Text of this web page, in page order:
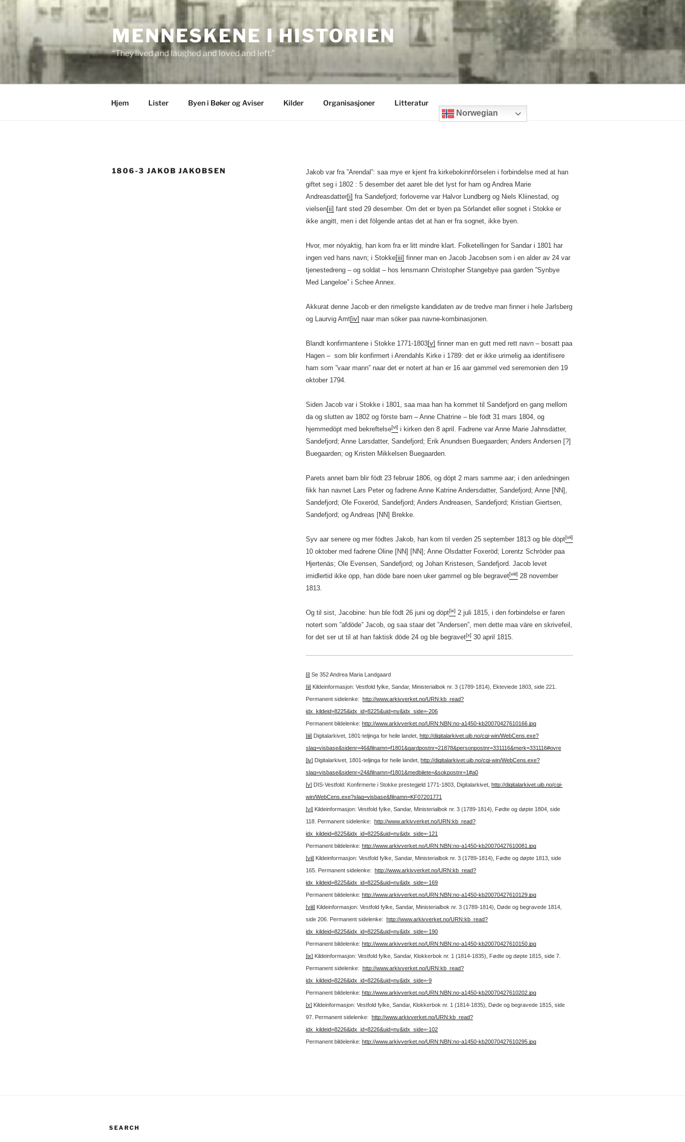
content
MENNESKENE I HISTORIEN
“They lived and laughed and loved and left.”
Hjem Lister Byen i Bøker og Aviser Kilder Organisasjoner
Litteratur
Norwegian
1806-3 JAKOB JAKOBSEN
Jakob var fra ”Arendal”: saa mye er kjent fra kirkebokinnförselen i forbindelse med at han
giftet seg i 1802 : 5 desember det aaret ble det lyst for ham og Andrea Marie
Andreasdatter[i] fra Sandefjord; forloverne var Halvor Lundberg og Niels Kliinestad, og
vielsen[ii] fant sted 29 desember. Om det er byen pa Sörlandet eller sognet i Stokke er
ikke angitt, men i det fölgende antas det at han er fra sognet, ikke byen.
Hvor, mer nöyaktig, han kom fra er litt mindre klart. Folketellingen for Sandar i 1801 har
ingen ved hans navn; i Stokke[iii] finner man en Jacob Jacobsen som i en alder av 24 var
tjenestedreng – og soldat – hos lensmann Christopher Stangebye paa garden ”Synbye
Med Langeloe” i Schee Annex.
Akkurat denne Jacob er den rimeligste kandidaten av de tredve man finner i hele Jarlsberg
og Laurvig Amt[iv] naar man söker paa navne-kombinasjonen.
Blandt konfirmantene i Stokke 1771-1803[v] finner man en gutt med rett navn – bosatt paa
Hagen – som blir konfirmert i Arendahls Kirke i 1789: det er ikke urimelig aa identifisere
ham som ”vaar mann” naar det er notert at han er 16 aar gammel ved seremonien den 19
oktober 1794.
Siden Jacob var i Stokke i 1801, saa maa han ha kommet til Sandefjord en gang mellom
da og slutten av 1802 og förste barn – Anne Chatrine – ble födt 31 mars 1804, og
hjemmedöpt med bekreftelse[vi] i kirken den 8 april. Fadrene var Anne Marie Jahnsdatter,
Sandefjord; Anne Larsdatter, Sandefjord; Erik Anundsen Buegaarden; Anders Andersen [?]
Buegaarden; og Kristen Mikkelsen Buegaarden.
Parets annet barn blir födt 23 februar 1806, og döpt 2 mars samme aar; i den anledningen
fikk han navnet Lars Peter og fadrene Anne Katrine Andersdatter, Sandefjord; Anne [NN],
Sandefjord; Ole Foxeröd, Sandefjord; Anders Andreasen, Sandefjord; Kristian Giertsen,
Sandefjord; og Andreas [NN] Brekke.
Syv aar senere og mer födtes Jakob, han kom til verden 25 september 1813 og ble döpt[vii]
10 oktober med fadrene Oline [NN] [NN]; Anne Olsdatter Foxeröd; Lorentz Schröder paa
Hjertenäs; Ole Evensen, Sandefjord; og Johan Kristesen, Sandefjord. Jacob levet
imidlertid ikke opp, han döde bare noen uker gammel og ble begravet[viii] 28 november
1813.
Og til sist, Jacobine: hun ble födt 26 juni og döpt[ix] 2 juli 1815, i den forbindelse er faren
notert som ”afdöde” Jacob, og saa staar det ”Andersen”, men dette maa väre en skrivefeil,
for det ser ut til at han faktisk döde 24 og ble begravet[x] 30 april 1815.
[i]Se 352 Andrea Maria Landgaard
[ii]Kildeinformasjon: Vestfold fylke, Sandar, Ministerialbok nr. 3 (1789-1814), Ekteviede 1803, side 221.
Permanent sidelenke: http://www.arkivverket.no/URN:kb_read?
idx_kildeid=8225&idx_id=8225&uid=ny&idx_side=-206
Permanent bildelenke: http://www.arkivverket.no/URN:NBN:no-a1450-kb20070427610166.jpg
[iii]Digitalarkivet, 1801-teljinga for heile landet, http://digitalarkivet.uib.no/cgi-win/WebCens.exe?
slag=visbase&sidenr=46&filnamn=f1801&gardpostnr=21878&personpostnr=331116&merk=331116#ovre
[iv]Digitalarkivet, 1801-teljinga for heile landet, http://digitalarkivet.uib.no/cgi-win/WebCens.exe?
slag=visbase&sidenr=24&filnamn=f1801&medbilete=&sokpostnr=1#a0
[v]DIS-Vestfold: Konfirmerte i Stokke prestegjeld 1771-1803, Digitalarkivet, http://digitalarkivet.uib.no/cgi-
win/WebCens.exe?slag=visbase&filnamn=KF07201771
[vi]Kildeinformasjon: Vestfold fylke, Sandar, Ministerialbok nr. 3 (1789-1814), Fødte og døpte 1804, side
118. Permanent sidelenke: http://www.arkivverket.no/URN:kb_read?
idx_kildeid=8225&idx_id=8225&uid=ny&idx_side=-121
Permanent bildelenke: http://www.arkivverket.no/URN:NBN:no-a1450-kb20070427610081.jpg
[vii]Kildeinformasjon: Vestfold fylke, Sandar, Ministerialbok nr. 3 (1789-1814), Fødte og døpte 1813, side
165. Permanent sidelenke: http://www.arkivverket.no/URN:kb_read?
idx_kildeid=8225&idx_id=8225&uid=ny&idx_side=-169
Permanent bildelenke: http://www.arkivverket.no/URN:NBN:no-a1450-kb20070427610129.jpg
[viii]Kildeinformasjon: Vestfold fylke, Sandar, Ministerialbok nr. 3 (1789-1814), Døde og begravede 1814,
side 206. Permanent sidelenke: http://www.arkivverket.no/URN:kb_read?
idx_kildeid=8225&idx_id=8225&uid=ny&idx_side=-190
Permanent bildelenke: http://www.arkivverket.no/URN:NBN:no-a1450-kb20070427610150.jpg
[ix]Kildeinformasjon: Vestfold fylke, Sandar, Klokkerbok nr. 1 (1814-1835), Fødte og døpte 1815, side 7.
Permanent sidelenke: http://www.arkivverket.no/URN:kb_read?
idx_kildeid=8226&idx_id=8226&uid=ny&idx_side=-9
Permanent bildelenke: http://www.arkivverket.no/URN:NBN:no-a1450-kb20070427610202.jpg
[x]Kildeinformasjon: Vestfold fylke, Sandar, Klokkerbok nr. 1 (1814-1835), Døde og begravede 1815, side
97. Permanent sidelenke: http://www.arkivverket.no/URN:kb_read?
idx_kildeid=8226&idx_id=8226&uid=ny&idx_side=-102
Permanent bildelenke: http://www.arkivverket.no/URN:NBN:no-a1450-kb20070427610295.jpg
SEARCH